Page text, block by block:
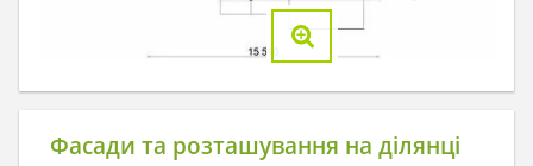
Фасади та розташування на ділянці